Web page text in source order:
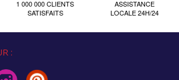
1 000 000 CLIENTS
SATISFAITS
ASSISTANCE
LOCALE 24H/24
: